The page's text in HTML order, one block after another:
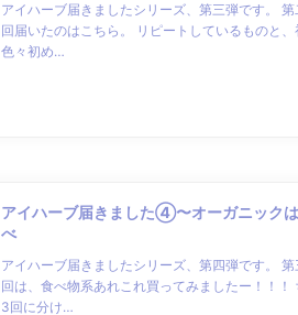
アイハーブ届きましたシリーズ、第三弾です。
回届いたのはこちら。 リピートしているものと、
色々初め…
アイハーブ届きました④〜オーガニック
べ
アイハーブ届きましたシリーズ、第四弾です。
回は、食べ物系あれこれ買ってみましたー！！！
3回に分け…